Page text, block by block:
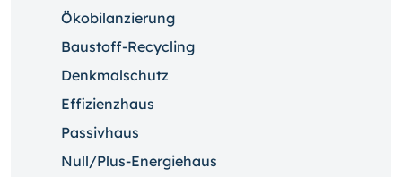
Ökobilanzierung
Baustoff-Recycling
Denkmalschutz
Effizienzhaus
Passivhaus
Null/Plus-Energiehaus